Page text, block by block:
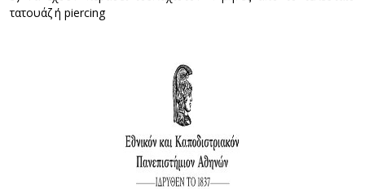
τατουάζ ή piercing